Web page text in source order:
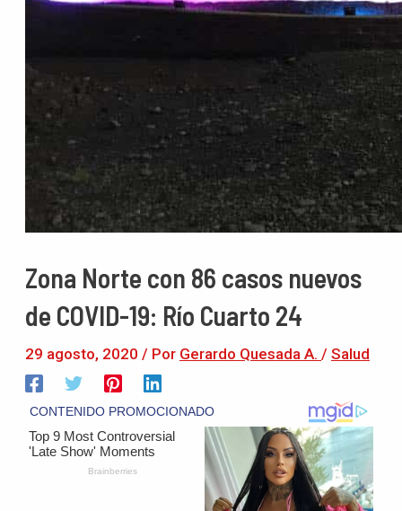
Zona Norte con 86 casos nuevos
de COVID-19: Río Cuarto 24
29 agosto, 2020 / Por Gerardo Quesada A. / Salud